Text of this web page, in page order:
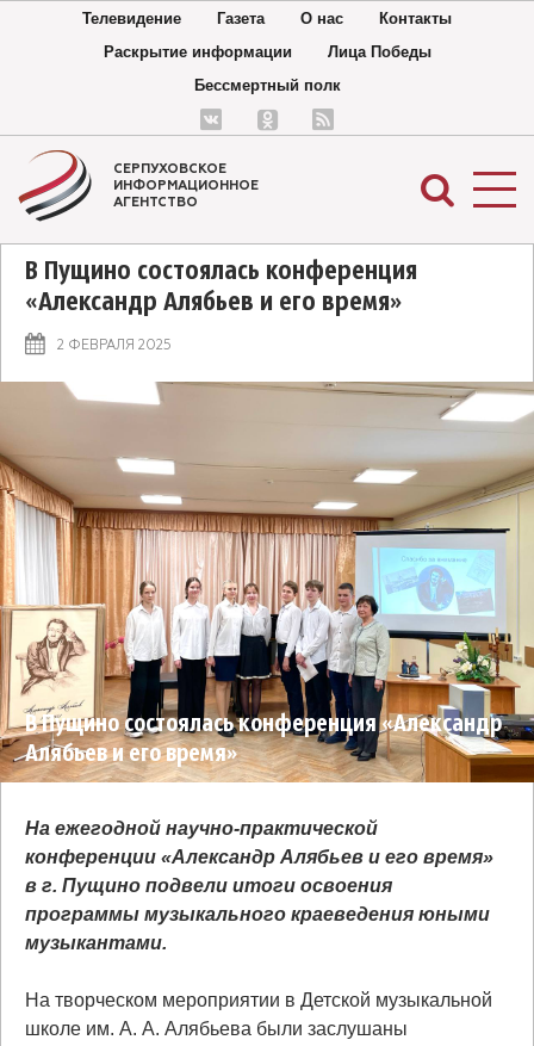
Телевидение Газета О нас
Контакты
Раскрытие информации
Лица Победы
Бессмертный полк
СЕРПУХОВСКОЕ
ИНФОРМАЦИОННОЕ
АГЕНТСТВО
В Пущино состоялась конференция
«Александр Алябьев и его время»
2 ФЕВРАЛЯ 2025
В Пущино состоялась конференция «Александр
Алябьев и его время»
На ежегодной научно-практической
конференции «Александр Алябьев и его время»
в г. Пущино подвели итоги освоения
программы музыкального краеведения юными
музыкантами.
На творческом мероприятии в Детской музыкальной
школе им. А. А. Алябьева были заслушаны